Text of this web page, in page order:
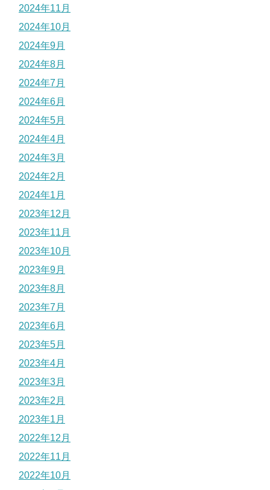
2024年11月
2024年10月
2024年9月
2024年8月
2024年7月
2024年6月
2024年5月
2024年4月
2024年3月
2024年2月
2024年1月
2023年12月
2023年11月
2023年10月
2023年9月
2023年8月
2023年7月
2023年6月
2023年5月
2023年4月
2023年3月
2023年2月
2023年1月
2022年12月
2022年11月
2022年10月